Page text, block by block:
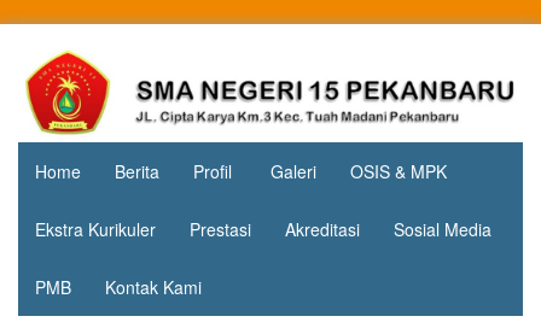
contentSMA
Negeri 15
Pekanbaru
Jl. Cipta
Karya
KM.3, Kec.
Tuah
Madani,
Home Berita Profil Galeri OSIS & MPK
Ekstra Kurikuler Prestasi Akreditasi Sosial Media
PMB Kontak Kami